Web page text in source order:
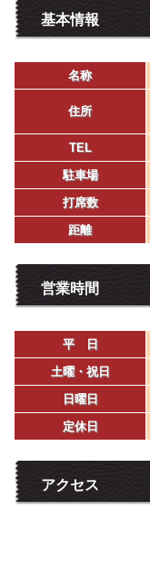
基本情報
名称
住所
TEL
駐車場
打席数
距離
営業時間
平 日
土曜・祝日
日曜日
定休日
アクセス